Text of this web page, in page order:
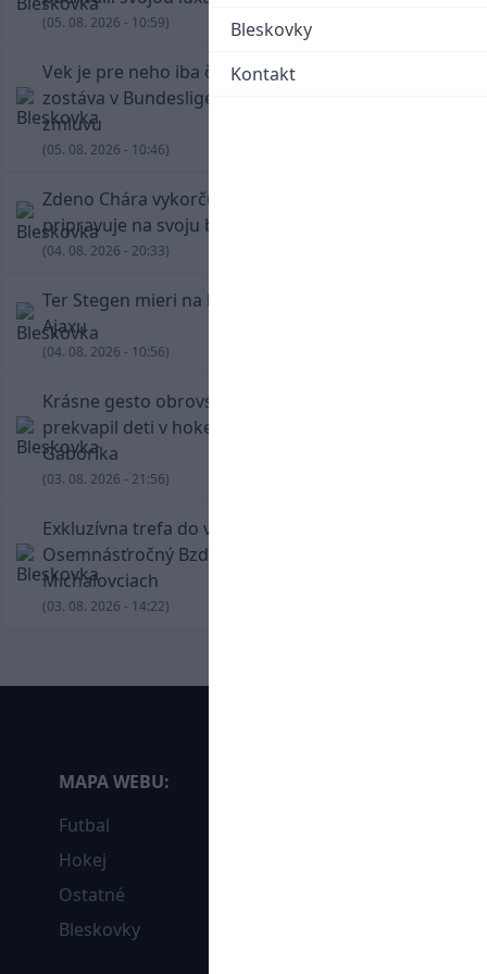
Bleskovky
Kontakt
(05. 08. 2026 - 10:59)
Vek je pre neho iba číslo! Štyridsaťročný Džeko
zostáva v Bundeslige, so Schalke predĺžil
zmluvu
(05. 08. 2026 - 10:46)
Zdeno Chára vykorčuľoval na ľad! V Trenčíne sa
pripravuje na svoju blížiacu sa rozlúčku
(04. 08. 2026 - 20:33)
Ter Stegen mieri na hosťovanie do slávneho
Ajaxu
(04. 08. 2026 - 10:56)
Krásne gesto obrovskej legendy. Chára
prekvapil deti v hokejovej škole Mariána
Gáboríka
(03. 08. 2026 - 21:56)
Exkluzívna trefa do vinkla v hodine dvanástej!
Osemnásťročný Bzdyl zariadil triumf Žiliny v
Michalovciach
(03. 08. 2026 - 14:22)
MAPA WEBU:
Futbal
Hokej
Ostatné
Bleskovky